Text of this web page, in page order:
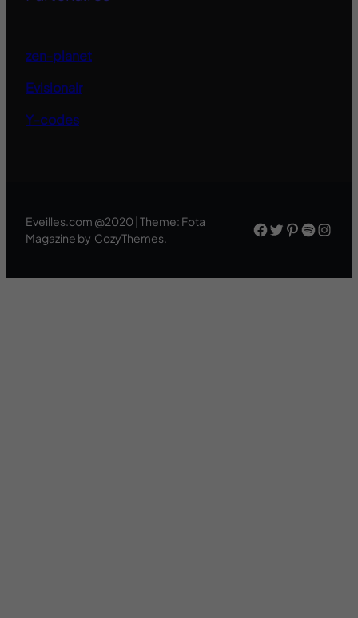
zen-planet
Evisionair
Y-codes
Eveilles.com @2020 | Theme: Fota
Magazine by CozyThemes.
Facebook
Twitter